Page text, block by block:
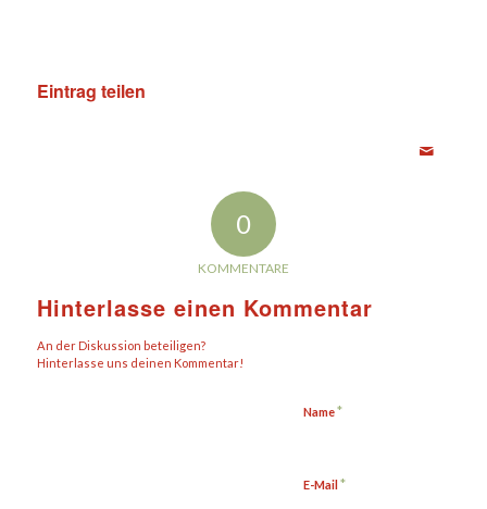
Eintrag teilen
0
KOMMENTARE
Hinterlasse einen Kommentar
An der Diskussion beteiligen?
Hinterlasse uns deinen Kommentar!
Name*
E-Mail*